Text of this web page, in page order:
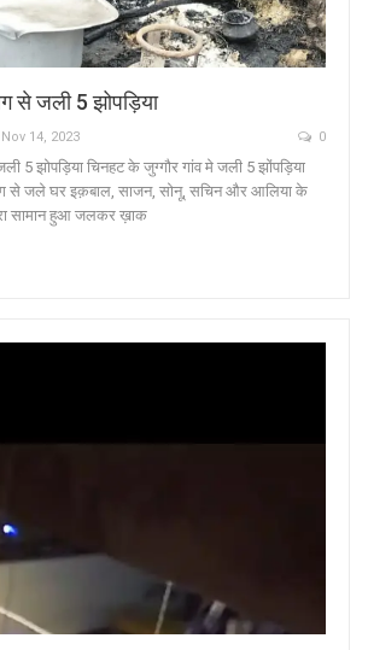
से जली 5 झोपड़िया
Nov 14, 2023 0
5 झोपड़िया चिनहट के जुग्गौर गांव मे जली 5 झोंपड़िया
से जले घर इक़बाल, साजन, सोनू, सचिन और आलिया के
सामान हुआ जलकर ख़ाक